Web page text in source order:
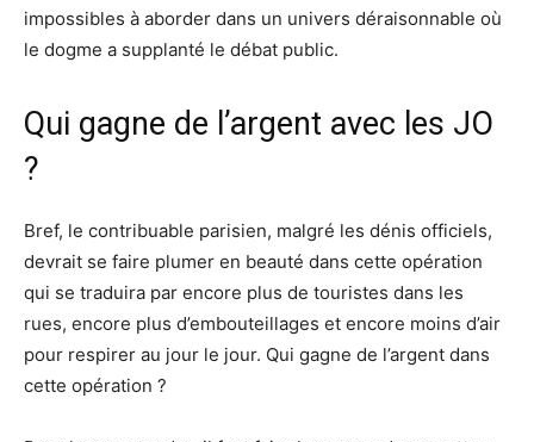
impossibles à aborder dans un univers déraisonnable où
le dogme a supplanté le débat public.
Qui gagne de l’argent avec les JO
?
Bref, le contribuable parisien, malgré les dénis officiels,
devrait se faire plumer en beauté dans cette opération
qui se traduira par encore plus de touristes dans les
rues, encore plus d’embouteillages et encore moins d’air
pour respirer au jour le jour. Qui gagne de l’argent dans
cette opération ?